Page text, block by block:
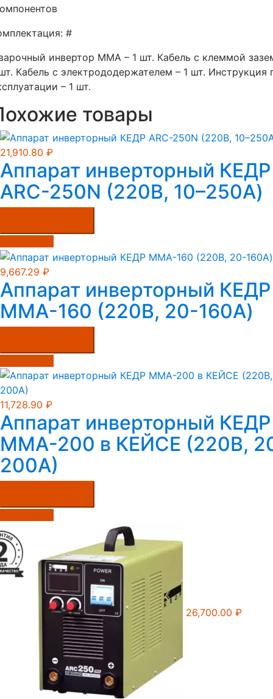
#
инвертор ММА – 1 шт. Кабель с клеммой
Кабель с электрододержателем – 1 шт. Инструкция
– 1 шт.
товары
21,910.80 ₽
Аппарат инверторный КЕДР
ARC-250N (220В, 10–250А)
9,667.29 ₽
Аппарат инверторный КЕДР
MMA-160 (220В, 20-160А)
11,728.90 ₽
Аппарат инверторный КЕДР
MMA-200 в КЕЙСЕ (220B,
200А)
26,700.00 ₽